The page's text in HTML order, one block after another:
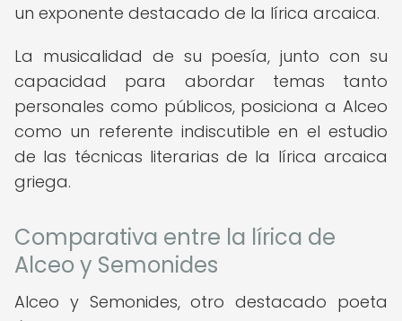
un exponente destacado de la lírica arcaica.
La musicalidad de su poesía, junto con su
capacidad para abordar temas tanto
personales como públicos, posiciona a Alceo
como un referente indiscutible en el estudio
de las técnicas literarias de la lírica arcaica
griega.
Comparativa entre la lírica de
Alceo y Semonides
Alceo y Semonides, otro destacado poeta